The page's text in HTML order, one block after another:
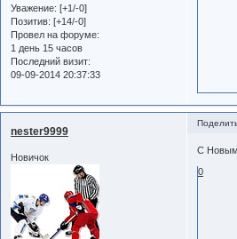
Уважение: [+1/-0]
Позитив: [+14/-0]
Провел на форуме:
1 день 15 часов
Последний визит:
09-09-2014 20:37:33
nester9999
Новичок
С Новым
0